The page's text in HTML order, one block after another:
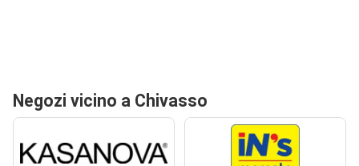
Negozi vicino a Chivasso